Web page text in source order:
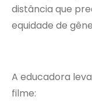
distância que
equidade de
A educadora
filme: